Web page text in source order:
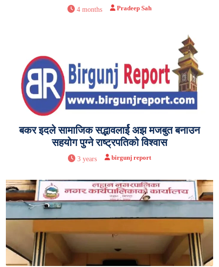
4 months Pradeep Sah
बकर इदले सामाजिक सद्भावलार्ई अझ मजबुत बनाउन
सहयोग पुग्ने राष्ट्रपतिको विश्वास
3 years birgunj report